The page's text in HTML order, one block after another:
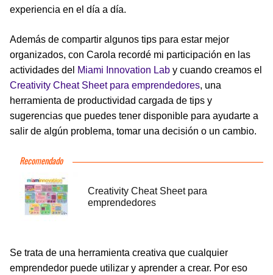
experiencia en el día a día.
Además de compartir algunos tips para estar mejor
organizados, con Carola recordé mi participación en las
actividades del Miami Innovation Lab y cuando creamos el
Creativity Cheat Sheet para emprendedores, una
herramienta de productividad cargada de tips y
sugerencias que puedes tener disponible para ayudarte a
salir de algún problema, tomar una decisión o un cambio.
Se trata de una herramienta creativa que cualquier
emprendedor puede utilizar y aprender a crear. Por eso